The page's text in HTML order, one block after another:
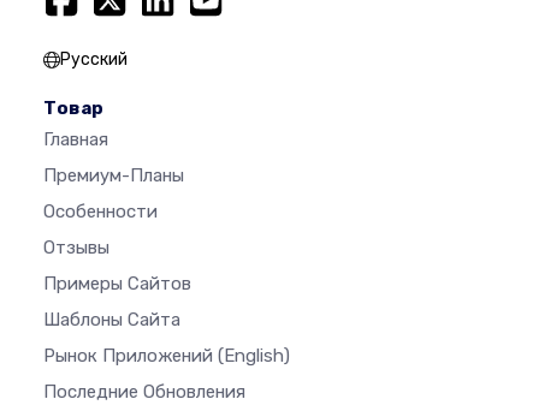
Русский
Товар
Главная
Премиум-Планы
Особенности
Отзывы
Примеры Сайтов
Шаблоны Сайта
Рынок Приложений (English)
Последние Обновления